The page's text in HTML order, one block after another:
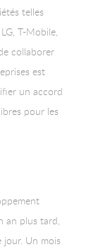
telles
T-Mobile,
collaborer
est
un accord
pour les
an plus tard,
Un mois